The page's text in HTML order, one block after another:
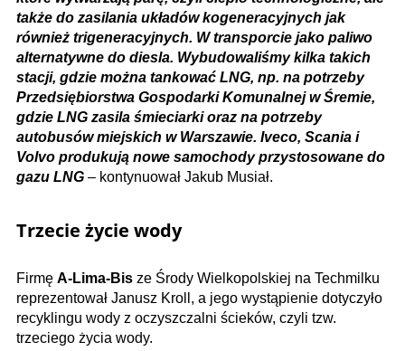
także do zasilania układów kogeneracyjnych jak
również trigeneracyjnych. W transporcie jako paliwo
alternatywne do diesla. Wybudowaliśmy kilka takich
stacji, gdzie można tankować LNG, np. na potrzeby
Przedsiębiorstwa Gospodarki Komunalnej w Śremie,
gdzie LNG zasila śmieciarki oraz na potrzeby
autobusów miejskich w Warszawie. Iveco, Scania i
Volvo produkują nowe samochody przystosowane do
gazu LNG – kontynuował Jakub Musiał.
Trzecie życie wody
Firmę A-Lima-Bis ze Środy Wielkopolskiej na Techmilku
reprezentował Janusz Kroll, a jego wystąpienie dotyczyło
recyklingu wody z oczyszczalni ścieków, czyli tzw.
trzeciego życia wody.